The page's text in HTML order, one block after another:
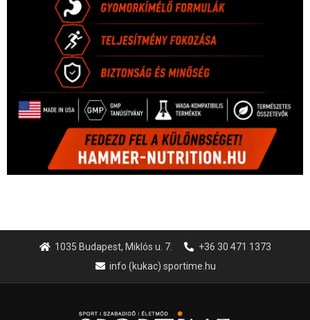
1035 Budapest, Miklós u. 7.
+36 30 471 1373
info (kukac) sportime.hu